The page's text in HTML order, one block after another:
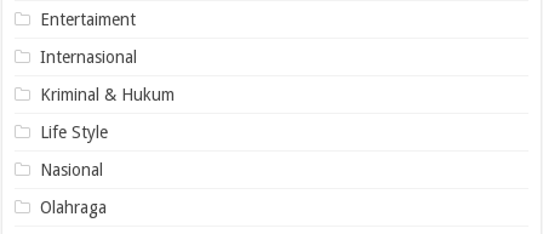
Entertaiment
Internasional
Kriminal & Hukum
Life Style
Nasional
Olahraga